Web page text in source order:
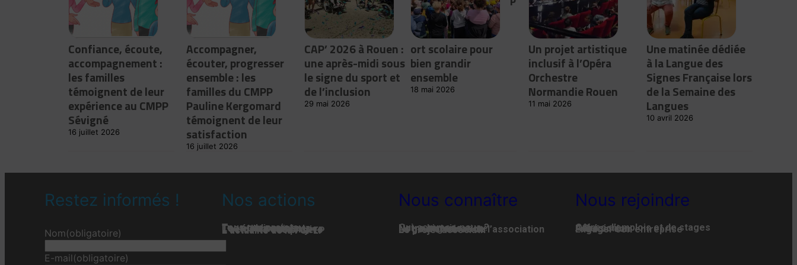
Confiance, écoute,
accompagnement :
les familles
témoignent de leur
expérience au CMPP
Sévigné
16 juillet 2026
Accompagner,
écouter, progresser
ensemble : les
familles du CMPP
Pauline Kergomard
témoignent de leur
satisfaction
16 juillet 2026
CAP’ 2026 à Rouen :
une après-midi sous
le signe du sport et
de l’inclusion
29 mai 2026
ort scolaire pour
bien grandir
ensemble
18 mai 2026
Un projet artistique
inclusif à l’Opéra
Orchestre
Normandie Rouen
11 mai 2026
Une matinée dédiée
à la Langue des
Signes Française lors
de la Semaine des
Langues
10 avril 2026
Restez informés !
Nom(obligatoire)
E-mail(obligatoire)
Nos actions
Tous nos projets
Les établissements
Toute l’actualité
L'actualité associative
L’actualité des projets
L’actualité de la FGPEP
Nous connaître
Qui-sommes-nous ?
Notre histoire
Notre organisation
La gouvernance de l’association
Le projet associatif
Nous rejoindre
Offres d’emplois et de stages
Adhésion
Faire un don
Engager son entreprise